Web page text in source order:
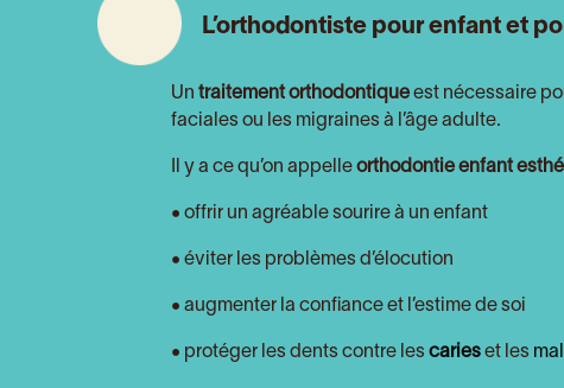
L’orthodontiste pour enfant et
Un traitement orthodontique est nécessaire
faciales ou les migraines à l’âge adulte.
Il y a ce qu’on appelle orthodontie enfant
• offrir un agréable sourire à un enfant
• éviter les problèmes d’élocution
• augmenter la confiance et l’estime de soi
• protéger les dents contre les caries et les